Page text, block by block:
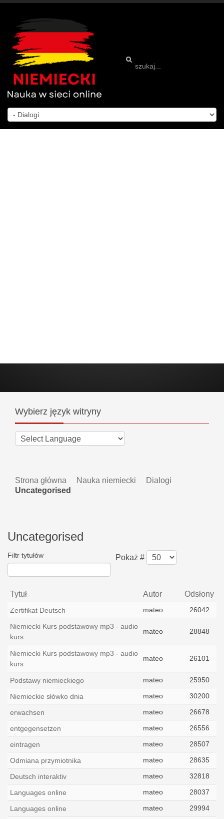
Wybierz język witryny
Strona główna Nauka niemiecki
Dialogi
Uncategorised
Uncategorised
Filtr tytułów Pokaż #
Tytuł Autor Odsłony
Zertifikat Deutsch mateo 26042
Niemiecki Kurs podstawowy mp3 - audio
kurs
mateo 28848
Niemiecki Kurs podstawowy mp3 - audio
kurs
mateo 26101
Podstawy niemieckiego mateo 25950
Niemieckie słówko dnia mateo 30200
erwachsen mateo 26678
entgegensetzen mateo 26556
eintragen mateo 28507
Odmiana przymiotnika mateo 28635
Deutsch interaktiv mateo 32818
Languages online mateo 28037
Languages online mateo 29994